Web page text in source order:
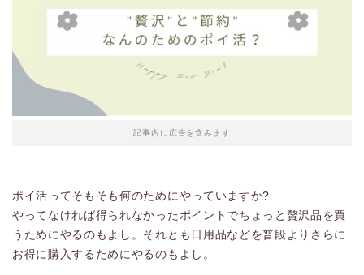
記事内に広告を含みます
ポイ活ってそもそも何のためにやっていますか?
やってなければ得られなかったポイントでちょっと贅沢品を買
うためにやるのもよし。それとも日用品などを普段よりさらに
お得に購入するためにやるのもよし。